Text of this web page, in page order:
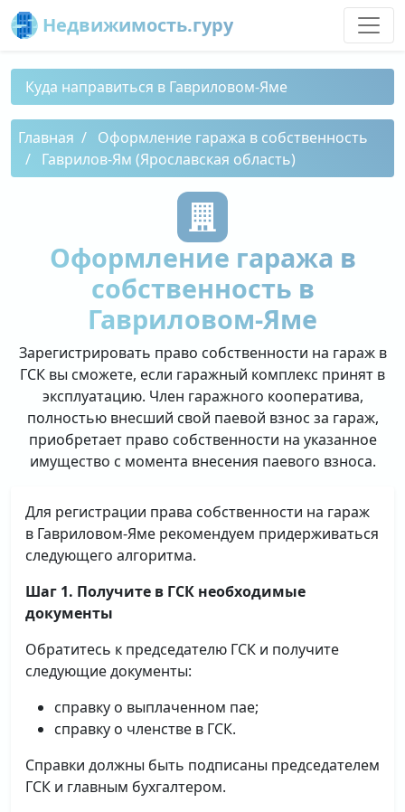
Недвижимость.гуру
Куда направиться в Гавриловом-Яме
Главная
Оформление гаража в собственность
Гаврилов-Ям (Ярославская область)
Оформление гаража в
собственность в
Гавриловом-Яме
Зарегистрировать право собственности на гараж в
ГСК вы сможете, если гаражный комплекс принят в
эксплуатацию. Член гаражного кооператива,
полностью внесший свой паевой взнос за гараж,
приобретает право собственности на указанное
имущество с момента внесения паевого взноса.
Для регистрации права собственности на гараж
в Гавриловом-Яме рекомендуем придерживаться
следующего алгоритма.
Шаг 1. Получите в ГСК необходимые
документы
Обратитесь к председателю ГСК и получите
следующие документы:
справку о выплаченном пае;
справку о членстве в ГСК.
Справки должны быть подписаны председателем
ГСК и главным бухгалтером.